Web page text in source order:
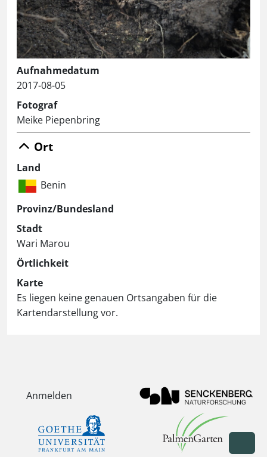
Aufnahmedatum
2017-08-05
Fotograf
Meike Piepenbring
Ort
Land
Benin
Provinz/Bundesland
Stadt
Wari Marou
Örtlichkeit
Karte
Es liegen keine genauen Ortsangaben für die
Kartendarstellung vor.
Anmelden